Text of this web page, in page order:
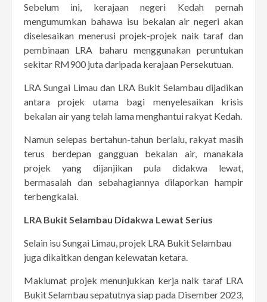
Sebelum ini, kerajaan negeri Kedah pernah
mengumumkan bahawa isu bekalan air negeri akan
diselesaikan menerusi projek-projek naik taraf dan
pembinaan LRA baharu menggunakan peruntukan
sekitar RM900 juta daripada kerajaan Persekutuan.
LRA Sungai Limau dan LRA Bukit Selambau dijadikan
antara projek utama bagi menyelesaikan krisis
bekalan air yang telah lama menghantui rakyat Kedah.
Namun selepas bertahun-tahun berlalu, rakyat masih
terus berdepan gangguan bekalan air, manakala
projek yang dijanjikan pula didakwa lewat,
bermasalah dan sebahagiannya dilaporkan hampir
terbengkalai.
LRA Bukit Selambau Didakwa Lewat Serius
Selain isu Sungai Limau, projek LRA Bukit Selambau
juga dikaitkan dengan kelewatan ketara.
Maklumat projek menunjukkan kerja naik taraf LRA
Bukit Selambau sepatutnya siap pada Disember 2023,